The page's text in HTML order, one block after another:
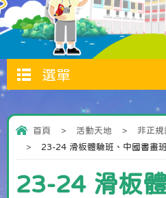
選單
首頁 > 活動天地 > 非正規
>
23-24 滑板體驗班、中國書畫
23-24 滑板